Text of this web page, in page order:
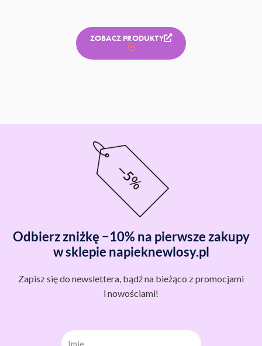
ZOBACZ PRODUKTY
Odbierz zniżkę −10% na pierwsze zakupy
w sklepie napieknewlosy.pl
Zapisz się do newslettera, bądź na bieżąco z promocjami
i nowościami!
Imię